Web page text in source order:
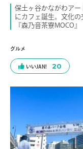
保土ヶ谷かながわアー
にカフェ誕生。文化の
『森乃音茶寮MOCO』
グルメ
20